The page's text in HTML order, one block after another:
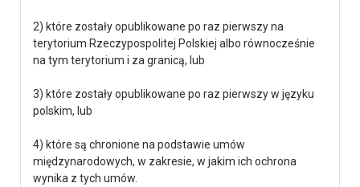
2) które zostały opublikowane po raz pierwszy na
terytorium Rzeczypospolitej Polskiej albo równocześnie
na tym terytorium i za granicą, lub
3) które zostały opublikowane po raz pierwszy w języku
polskim, lub
4) które są chronione na podstawie umów
międzynarodowych, w zakresie, w jakim ich ochrona
wynika z tych umów.